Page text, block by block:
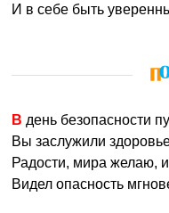
И в себе быть
В день безопасности
Вы заслужили
Радости, мира желаю,
Видел опасность